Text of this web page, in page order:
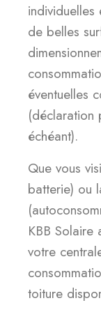
de belles
éventuelles
(déclaration
échéant).
Que vous
batterie) ou
KBB Solaire
votre
toiture